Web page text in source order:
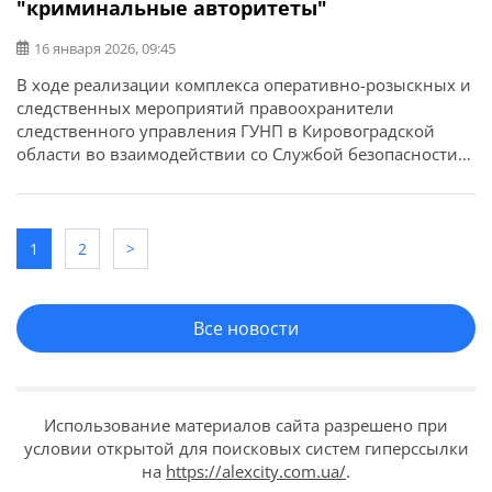
"криминальные авторитеты"
16 января 2026, 09:45
В ходе реализации комплекса оперативно-розыскных и
следственных мероприятий правоохранители
следственного управления ГУНП в Кировоградской
области во взаимодействии со Службой безопасности
прекратили деятельность действовавшей на
инкриминируемые преступления фигурантам грозит до
двенадцати лет лишения свободы. Об этом сообщает
в Александрии […]
1 2 >
Все новости
Использование материалов сайта разрешено при
условии открытой для поисковых систем гиперссылки
на https://alexcity.com.ua/.